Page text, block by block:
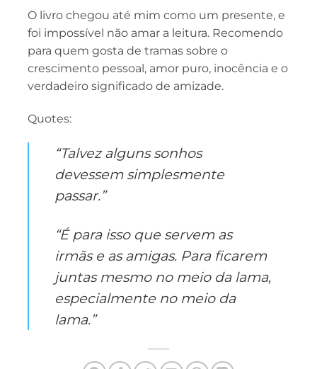
O livro chegou até mim como um presente, e
foi impossível não amar a leitura. Recomendo
para quem gosta de tramas sobre o
crescimento pessoal, amor puro, inocência e o
verdadeiro significado de amizade.
Quotes:
“Talvez alguns sonhos
devessem simplesmente
passar.”
“É para isso que servem as
irmãs e as amigas. Para ficarem
juntas mesmo no meio da lama,
especialmente no meio da
lama.”